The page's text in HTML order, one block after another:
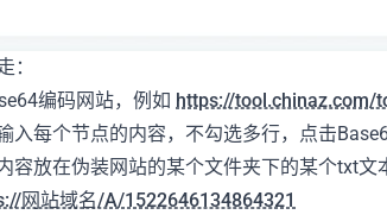
：
编码网站，例如 https://tool.chinaz.com/
入每个节点的内容，不勾选多行，点击
容放在伪装网站的某个文件夹下的某个txt
网站域名/A/1522646134864321